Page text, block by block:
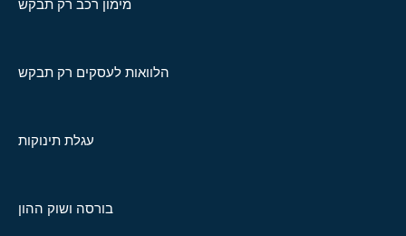
מימון רכב רק תבקש
הלוואות לעסקים רק תבקש
עגלת תינוקות
בורסה ושוק ההון